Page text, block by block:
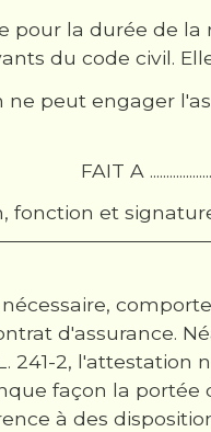
pour la durée de
du code civil.
ne peut engager
FAIT A
fonction et
d'assurance.
241-2,
façon la
à des